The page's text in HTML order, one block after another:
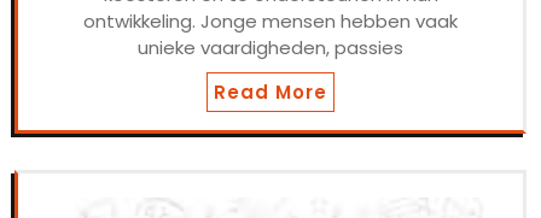
ontwikkeling. Jonge mensen hebben vaak
unieke vaardigheden, passies
Read More